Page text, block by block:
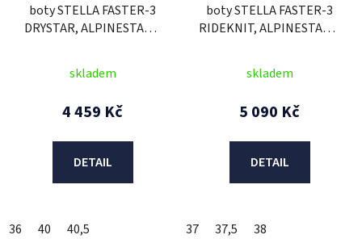
boty STELLA FASTER-3
DRYSTAR, ALPINESTARS,
skladem
4 459 Kč
DETAIL
36 40 40,5
boty STELLA FASTER-3
RIDEKNIT, ALPINESTARS,
skladem
5 090 Kč
DETAIL
37 37,5 38